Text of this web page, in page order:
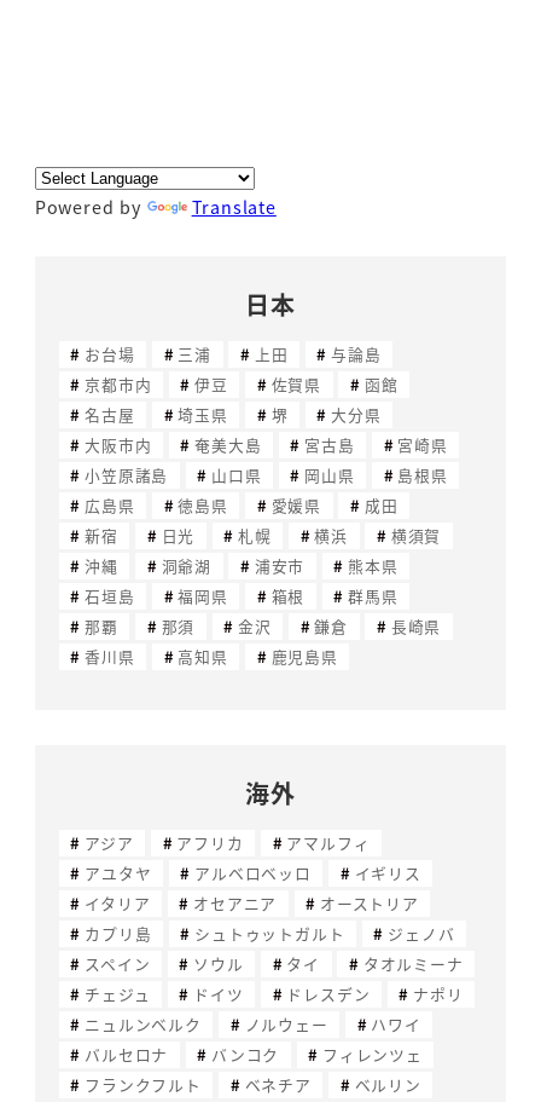
Powered by Translate
日本
お台場 三浦 上田
与論島
京都市内
伊豆 佐賀県
函館
名古屋
埼玉県 堺
大分県
大阪市内
奄美大島 宮古島
宮崎県
小笠原諸島
山口県 岡山県
島根県
広島県
徳島県 愛媛県
成田
新宿
日光 札幌 横浜
横須賀
沖縄
洞爺湖 浦安市
熊本県
石垣島
福岡県 箱根
群馬県
那覇
那須 金沢 鎌倉
長崎県
香川県
高知県 鹿児島県
海外
アジア アフリカ
アマルフィ
アユタヤ
アルベロベッロ
イギリス
イタリア
オセアニア
オーストリア
カプリ島
シュトゥットガルト
ジェノバ
スペイン
ソウル タイ
タオルミーナ
チェジュ
ドイツ ドレスデン
ナポリ
ニュルンベルク
ノルウェー
ハワイ
バルセロナ
バンコク
フィレンツェ
フランクフルト
ベネチア
ベルリン